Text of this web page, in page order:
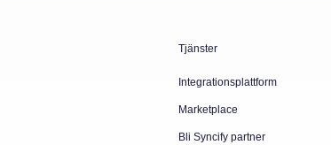
Tjänster
Integrationsplattform
Marketplace
Bli Syncify partner